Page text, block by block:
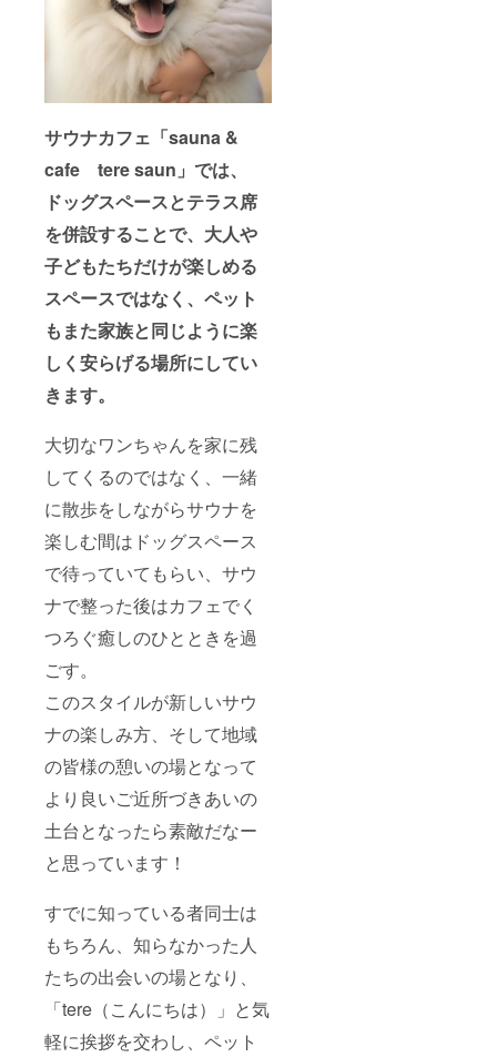
サウナカフェ「sauna &
cafe tere saun」では、
ドッグスペースとテラス席
を併設することで、大人や
子どもたちだけが楽しめる
スペースではなく、ペット
もまた家族と同じように楽
しく安らげる場所にしてい
きます。
大切なワンちゃんを家に残
してくるのではなく、一緒
に散歩をしながらサウナを
楽しむ間はドッグスペース
で待っていてもらい、サウ
ナで整った後はカフェでく
つろぐ癒しのひとときを過
ごす。
このスタイルが新しいサウ
ナの楽しみ方、そして地域
の皆様の憩いの場となって
より良いご近所づきあいの
土台となったら素敵だなー
と思っています！
すでに知っている者同士は
もちろん、知らなかった人
たちの出会いの場となり、
「tere（こんにちは）」と気
軽に挨拶を交わし、ペット